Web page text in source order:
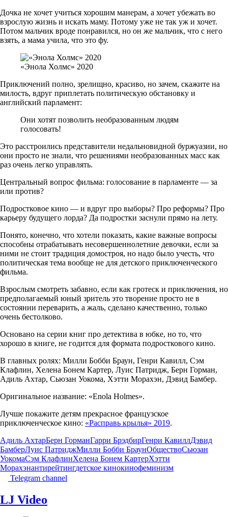
Дочка не хочет учиться хорошим манерам, а хочет убежать во
взрослую жизнь и искать маму. Потому уже не так уж и хочет.
Потом мальчик вроде понравился, но он же мальчик, что с него
взять, а мама учила, что это фу.
«Энола Холмс» 2020
Приключений полно, зрелищно, красиво, но зачем, скажите на
милость, вдруг приплетать политическую обстановку и
английский парламент:
Они хотят позволить необразованным людям
голосовать!
Это расстроились представители недальновидной буржуазии, но
они просто не знали, что решениями необразованных масс как
раз очень легко управлять.
Центральный вопрос фильма: голосование в парламенте — за
или против?
Подростковое кино — и вдруг про выборы? Про реформы? Про
карьеру будущего лорда? Да подростки заснули прямо на лету.
Понято, конечно, что хотели показать, какие важные вопросы
способны отрабатывать несовершеннолетние девочки, если за
ними не стоит традиция домостроя, но надо было учесть, что
политическая тема вообще не для детского приключенческого
фильма.
Взрослым смотреть забавно, если как гротеск и приключения, но
предполагаемый юный зритель это творение просто не в
состоянии переварить, а жаль, сделано качественно, только
очень бестолково.
Основано на серии книг про детектива в юбке, но то, что
хорошо в книге, не годится для формата подросткового кино.
В главных ролях: Милли Бобби Браун, Генри Кавилл, Сэм
Клафлин, Хелена Бонем Картер, Луис Патридж, Берн Горман,
Адиль Ахтар, Сьюзан Уокома, Хэтти Морахэн, Дэвид Бамбер.
Оригинальное название: «Enola Holmes».
Лучше покажите детям прекрасное французское
приключенческое кино: «Расправь крылья» 2019.
Адиль АхтарБерн ГорманГарри БрэдбирГенри КавиллДэвид
БамберЛуис ПатриджМилли Бобби БраунОбществоСьюзан
УокомаСэм КлафлинХелена Бонем КартерХэтти
Морахэнантирейтингдетское кинокинофеминизм
Telegram channel
LJ Video